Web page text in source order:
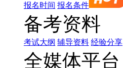
报名时间 报名条件
备考资料
考试大纲 辅导资料 经验分享
全媒体平台